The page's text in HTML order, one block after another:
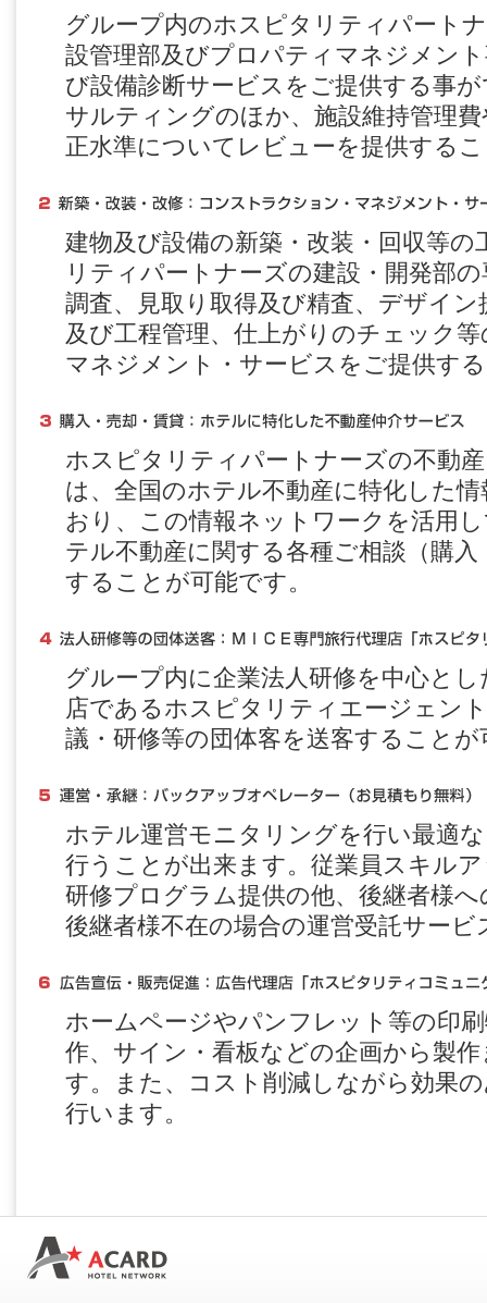
グループ内のホスピタリティパート
設管理部及びプロパティマネジメン
び設備診断サービスをご提供する事
サルティングのほか、施設維持管理
正水準についてレビューを提供する
建物及び設備の新築・改装・回収等
リティパートナーズの建設・開発部
調査、見取り取得及び精査、デザイ
及び工程管理、仕上がりのチェック
マネジメント・サービスをご提供す
ホスピタリティパートナーズの不動
は、全国のホテル不動産に特化した
おり、この情報ネットワークを活用
テル不動産に関する各種ご相談（購
することが可能です。
グループ内に企業法人研修を中心と
店であるホスピタリティエージェン
議・研修等の団体客を送客することが
ホテル運営モニタリングを行い最適
行うことが出来ます。従業員スキル
研修プログラム提供の他、後継者様
後継者様不在の場合の運営受託サー
ホームページやパンフレット等の印
作、サイン・看板などの企画から製
す。また、コスト削減しながら効果
行います。